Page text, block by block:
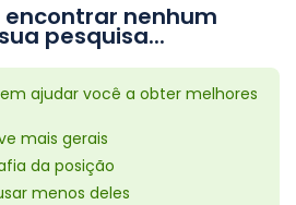
encontrar nenhum
pesquisa...
ajudar você a obter melhores
mais gerais
da posição
menos deles